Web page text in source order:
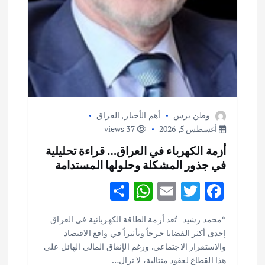
وطن برس أهم الأخبار , العراق
أغسطس 5, 2026
37 views
أزمة الكهرباء في العراق… قراءة تحليلية
في جذور المشكلة وحلولها المستدامة
F
e
b
T
w
it
te
E
m
ai
l
W
h
at
s
S
h
ar
e
*محمد رشيد تُعد أزمة الطاقة الكهربائية في العراق
إحدى أكثر القضايا حرجاً وتأثيراً في واقع الاقتصاد
والاستقرار الاجتماعي. ورغم الإنفاق المالي الهائل على
هذا القطاع لعقود متتالية، لا تزال…
ثقافة وفنون
اختتام ورشة السينوغرافيا في مدينة كلباء الاماراتية
أغسطس 3, 2026